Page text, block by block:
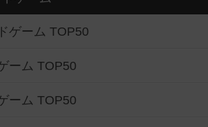
ゲーム TOP50
ーム TOP50
ーム TOP50